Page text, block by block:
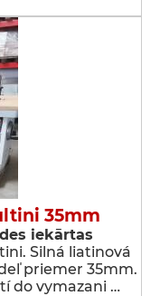
35mm
iekārtas
Silná liatinová
priemer 35mm.
do vymazani …